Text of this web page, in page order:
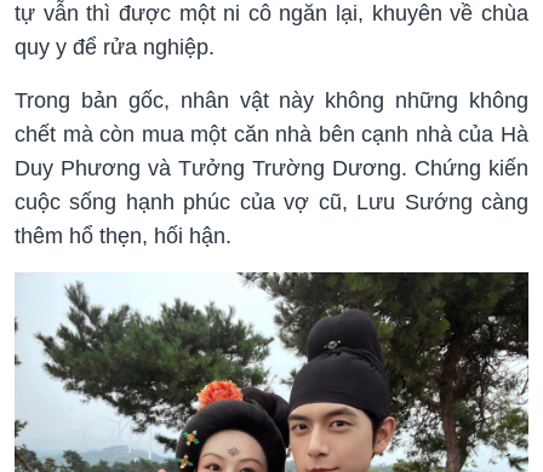
tự vẫn thì được một ni cô ngăn lại, khuyên về chùa
quy y để rửa nghiệp.
Trong bản gốc, nhân vật này không những không
chết mà còn mua một căn nhà bên cạnh nhà của Hà
Duy Phương và Tưởng Trường Dương. Chứng kiến
cuộc sống hạnh phúc của vợ cũ, Lưu Sướng càng
thêm hổ thẹn, hối hận.